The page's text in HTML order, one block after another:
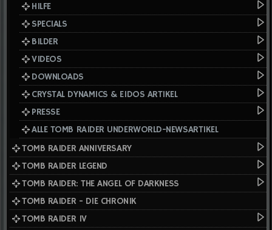
HILFE
SPECIALS
BILDER
VIDEOS
DOWNLOADS
CRYSTAL DYNAMICS & EIDOS ARTIKEL
PRESSE
ALLE TOMB RAIDER UNDERWORLD-NEWSARTIKEL
TOMB RAIDER ANNIVERSARY
TOMB RAIDER LEGEND
TOMB RAIDER: THE ANGEL OF DARKNESS
TOMB RAIDER - DIE CHRONIK
TOMB RAIDER IV